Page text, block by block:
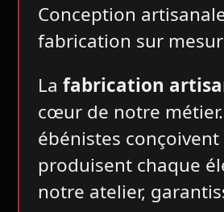
Conception
fabrication sur
La fabrication
cœur de notre
ébénistes conçoivent
produisent chaque
notre atelier,